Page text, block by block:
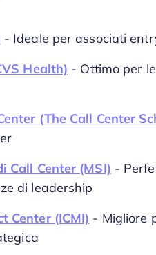
- Ideale per associati
Health) - Ottimo per
(The Call Center
Call Center (MSI) -
di leadership
Center (ICMI) - Migliore